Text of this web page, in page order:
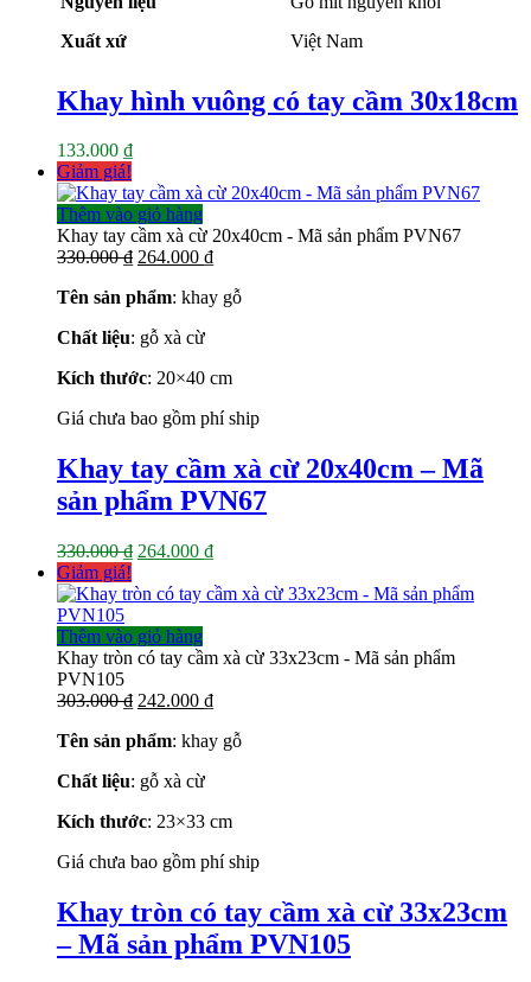
Xuất xứ
Việt Nam
Khay hình vuông có tay cầm 30x18cm
133.000 ₫
Giảm giá!
Thêm vào giỏ hàng
Khay tay cầm xà cừ 20x40cm - Mã sản phẩm PVN67
330.000₫ Giá
là:
264.000 ₫Giá
tại
Tên sản phẩm: khay gỗ
Chất liệu: gỗ xà cừ
Kích thước: 20×40 cm
Giá chưa bao gồm phí ship
Khay tay cầm xà cừ 20x40cm – Mã
sản phẩm PVN67
330.000₫ Giá
là:
264.000 ₫Giá
tại
Giảm giá!
Thêm vào giỏ hàng
Khay tròn có tay cầm xà cừ 33x23cm - Mã sản phẩm
PVN105
303.000₫ Giá
là:
242.000 ₫Giá
tại
Tên sản phẩm: khay gỗ
Chất liệu: gỗ xà cừ
Kích thước: 23×33 cm
Giá chưa bao gồm phí ship
Khay tròn có tay cầm xà cừ 33x23cm
– Mã sản phẩm PVN105